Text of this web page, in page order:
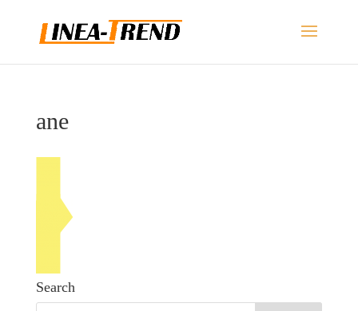
ane
Search